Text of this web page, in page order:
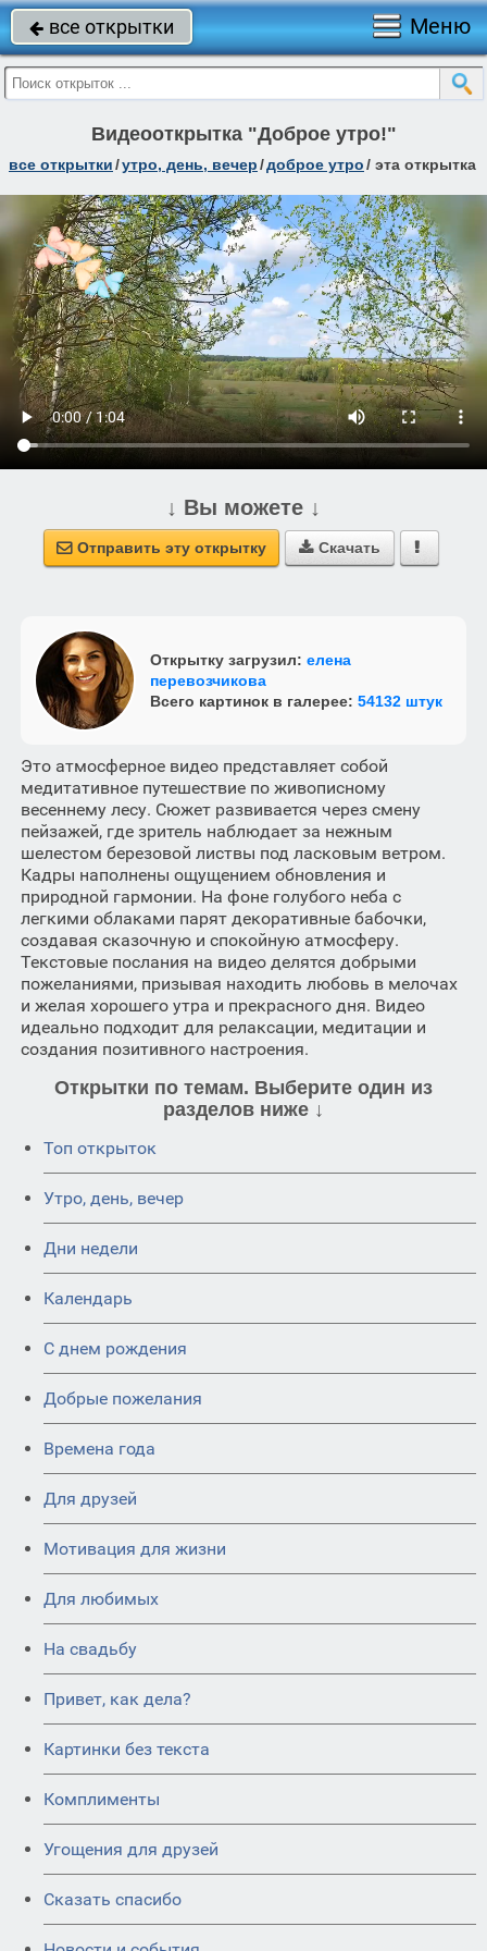
 все открытки Меню
Видеооткрытка "Доброе утро!"
все открытки/утро, день, вечер/доброе утро/ эта открытка
↓ Вы можете ↓
 Отправить эту открытку  Скачать 
Открытку загрузил: елена
перевозчикова
Всего картинок в галерее: 54132 штук
Это атмосферное видео представляет собой
медитативное путешествие по живописному
весеннему лесу. Сюжет развивается через смену
пейзажей, где зритель наблюдает за нежным
шелестом березовой листвы под ласковым ветром.
Кадры наполнены ощущением обновления и
природной гармонии. На фоне голубого неба с
легкими облаками парят декоративные бабочки,
создавая сказочную и спокойную атмосферу.
Текстовые послания на видео делятся добрыми
пожеланиями, призывая находить любовь в мелочах
и желая хорошего утра и прекрасного дня. Видео
идеально подходит для релаксации, медитации и
создания позитивного настроения.
Открытки по темам. Выберите один из
разделов ниже ↓
Топ открыток
Утро, день, вечер
Дни недели
Календарь
C днем рождения
Добрые пожелания
Времена года
Для друзей
Мотивация для жизни
Для любимых
На свадьбу
Привет, как дела?
Картинки без текста
Комплименты
Угощения для друзей
Сказать спасибо